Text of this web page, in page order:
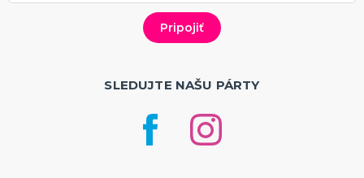
SLEDUJTE NAŠU PÁRTY